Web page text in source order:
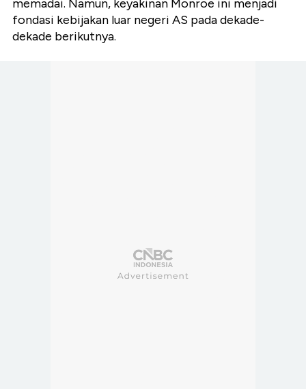
memadai. Namun, keyakinan Monroe ini menjadi
fondasi kebijakan luar negeri AS pada dekade-
dekade berikutnya.